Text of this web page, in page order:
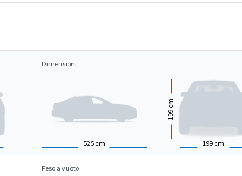
Dimensioni
525 cm 199 cm
199
cm
Peso a vuoto